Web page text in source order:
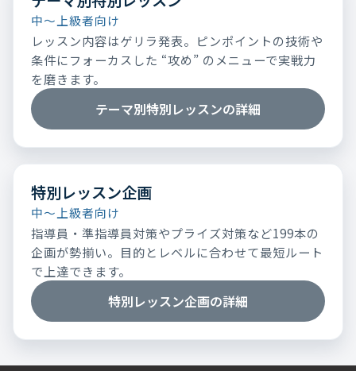
中～上級者向け
レッスン内容はゲリラ発表。ピンポイントの技術や
条件にフォーカスした “攻め” のメニューで実戦力
を磨きます。
テーマ別特別レッスンの詳細
特別レッスン企画
中～上級者向け
指導員・準指導員対策やプライズ対策など199本の
企画が勢揃い。目的とレベルに合わせて最短ルート
で上達できます。
特別レッスン企画の詳細